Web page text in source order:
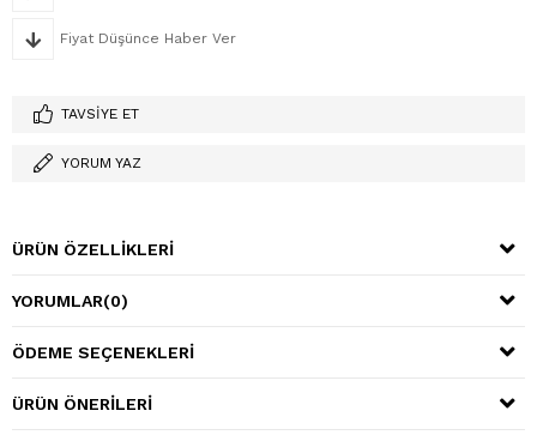
Fiyat Düşünce Haber Ver
TAVSIYE ET
YORUM YAZ
ÜRÜN ÖZELLIKLERI
YORUMLAR(0)
ÖDEME SEÇENEKLERI
ÜRÜN ÖNERILERI